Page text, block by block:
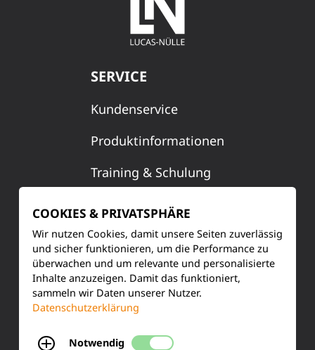
SERVICE
Kundenservice
Produktinformationen
Training & Schulung
Ihre Meinung
FAQ
KONTAKT
COOKIES & PRIVATSPHÄRE
Wir nutzen Cookies, damit unsere Seiten zuverlässig
und sicher funktionieren, um die Performance zu
überwachen und um relevante und personalisierte
Inhalte anzuzeigen. Damit das funktioniert,
sammeln wir Daten unserer Nutzer.
Datenschutzerklärung
Notwendig